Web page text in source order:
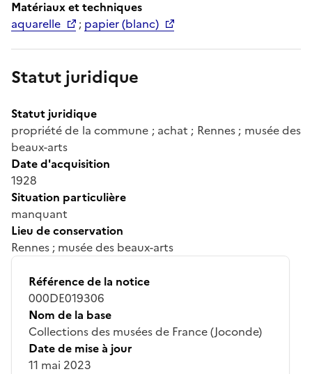
Matériaux et techniques
aquarelle
; papier (blanc)
Statut juridique
Statut juridique
propriété de la commune ; achat ; Rennes ; musée des
beaux-arts
Date d'acquisition
1928
Situation particulière
manquant
Lieu de conservation
Rennes ; musée des beaux-arts
Référence de la notice
000DE019306
Nom de la base
Collections des musées de France (Joconde)
Date de mise à jour
11 mai 2023